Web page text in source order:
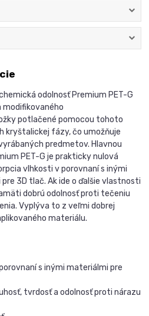
odolnosť Premium PET-G
modifikovaného
potlačené pomocou tohoto
kryštalickej fázy, čo umožňuje
predmetov. Hlavnou
PET-G je prakticky nulová
vlhkosti v porovnaní s inými
3D tlač. Ak ide o ďalšie vlastnosti
dobrú odolnosť proti tečeniu
Vyplýva to z veľmi dobrej
materiálu.
s inými materiálmi pre
tvrdosť a odolnosť proti nárazu